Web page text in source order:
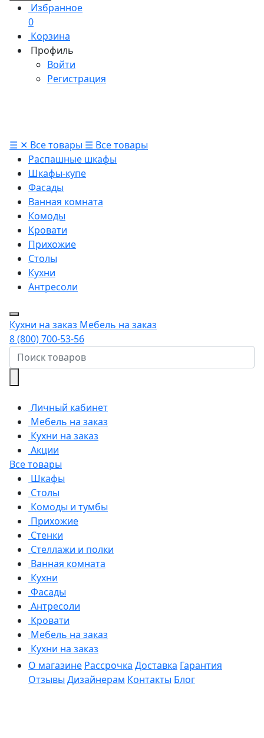
Избранное
0
Корзина
Профиль
Войти
Регистрация
☰ ✕ Все товары ☰ Все товары
Распашные шкафы
Шкафы-купе
Фасады
Ванная комната
Комоды
Кровати
Прихожие
Столы
Кухни
Антресоли
Кухни на заказ Мебель на заказ
8 (800) 700-53-56
Личный кабинет
Мебель на заказ
Кухни на заказ
Акции
Все товары
Шкафы
Столы
Комоды и тумбы
Прихожие
Стенки
Стеллажи и полки
Ванная комната
Кухни
Фасады
Антресоли
Кровати
Мебель на заказ
Кухни на заказ
О магазине Рассрочка Доставка Гарантия
Отзывы Дизайнерам Контакты Блог